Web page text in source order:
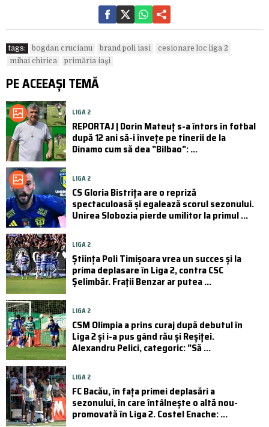
tags: bogdan crucianu brand poli iasi
cesionare loc liga 2
mihai chirica
primăria iași
PE ACEEAȘI TEMĂ
LIGA 2
REPORTAJ | Dorin Mateuț s-a întors în fotbal
după 12 ani să-i învețe pe tinerii de la
Dinamo cum să dea ”Bilbao”: ...
LIGA 2
CS Gloria Bistrița are o repriză
spectaculoasă și egalează scorul sezonului.
Unirea Slobozia pierde umilitor la primul ...
LIGA 2
Știința Poli Timișoara vrea un succes și la
prima deplasare în Liga 2, contra CSC
Șelimbăr. Frații Benzar ar putea ...
LIGA 2
CSM Olimpia a prins curaj după debutul în
Liga 2 și i-a pus gând rău și Reșiței.
Alexandru Pelici, categoric: ”Să ...
LIGA 2
FC Bacău, în fața primei deplasări a
sezonului, în care întâlnește o altă nou-
promovată în Liga 2. Costel Enache: ...